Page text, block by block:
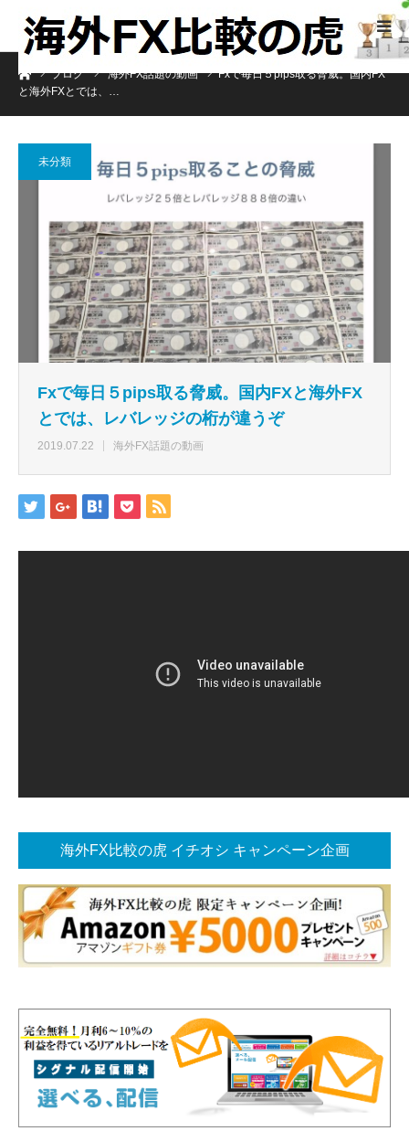
ホームブログ 海外FX話題の動画
Fxで毎日５pips取る脅威。国内FX
と海外FXとでは、…
未分類
Fxで毎日５pips取る脅威。国内FXと海外FX
とでは、レバレッジの桁が違うぞ
2019.07.22 海外FX話題の動画
海外FX比較の虎 イチオシ キャンペーン企画
海外FX比較の虎お勧め！ 今イチオシキャンペーン企画